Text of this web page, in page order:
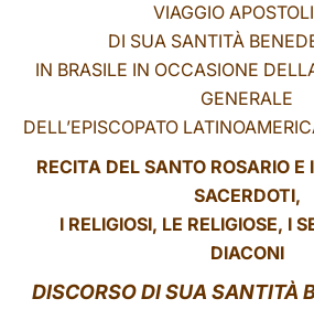
VIAGGIO
DI SUA SANTITÀ
IN BRASILE IN OCCASIONE
GENERALE
DELL’EPISCOPATO
RECITA DEL SANTO ROSARIO E
SACERDOTI,
I RELIGIOSI, LE RELIGIOSE, I
DIACONI
DISCORSO DI SUA SANTITÀ